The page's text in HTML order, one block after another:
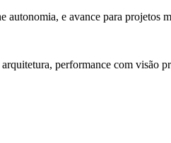
autonomia, e avance para projetos
performance com visão